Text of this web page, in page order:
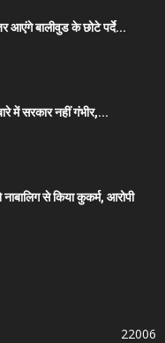
बालीवुड के छोटे पर्दे...
में सरकार नहीं गंभीर,...
से किया कुकर्म, आरोपी
22006